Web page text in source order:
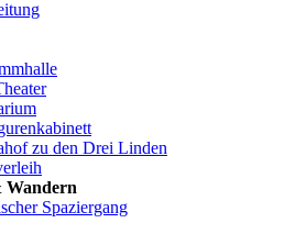
zu den Drei Linden
Wandern
Spaziergang